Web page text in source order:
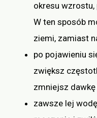
okresu
W ten sposób
ziemi, zamiast
po pojawieniu
zwiększ
zmniejsz
zawsze lej